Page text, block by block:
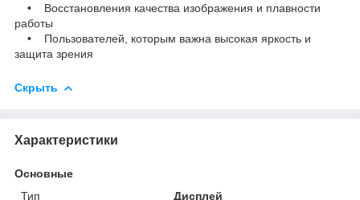
• Восстановления качества изображения и плавности
работы
• Пользователей, которым важна высокая яркость и
защита зрения
Скрыть
Характеристики
Основные
Тип
Дисплей